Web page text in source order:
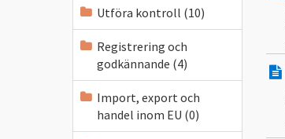
Utföra kontroll (10)
Registrering och
godkännande (4)
Import, export och
handel inom EU (0)